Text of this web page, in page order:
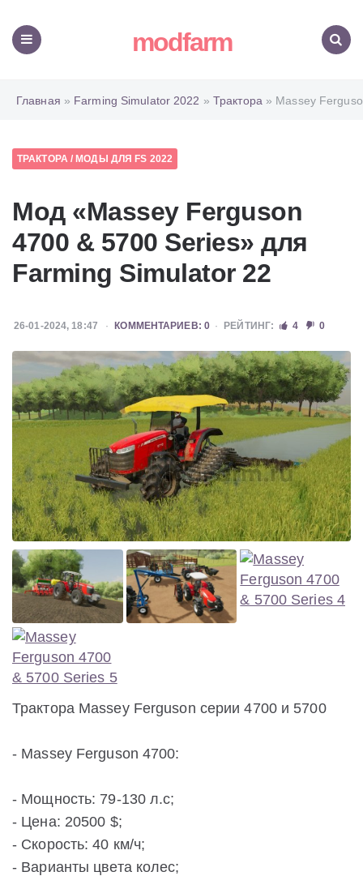
modfarm
Главная » Farming Simulator 2022 » Трактора » Massey
ТРАКТОРА/ МОДЫ ДЛЯ FS 2022
Мод «Massey Ferguson
4700 & 5700 Series» для
Farming Simulator 22
26-01-2024, 18:47 КОММЕНТАРИЕВ: 0 РЕЙТИНГ: 4 0
Трактора Massey Ferguson серии 4700 и 5700
- Massey Ferguson 4700:
- Мощность: 79-130 л.с;
- Цена: 20500 $;
- Скорость: 40 км/ч;
- Варианты цвета колес;